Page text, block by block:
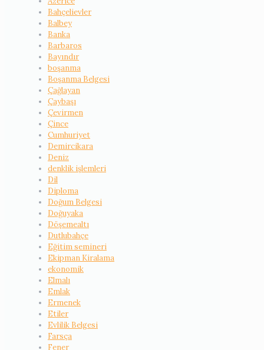
Bahçelievler
Balbey
Banka
Barbaros
Bayındır
boşanma
Boşanma Belgesi
Çağlayan
Çaybaşı
Çevirmen
Çince
Cumhuriyet
Demircikara
Deniz
denklik işlemleri
Dil
Diploma
Doğum Belgesi
Doğuyaka
Döşemealtı
Dutlubahçe
Eğitim semineri
Ekipman Kiralama
ekonomik
Elmalı
Emlak
Ermenek
Etiler
Evlilik Belgesi
Farsça
Fener